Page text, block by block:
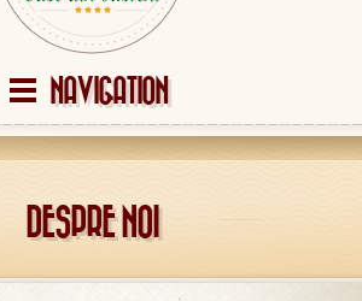
NAVIGATION
DESPRE NOI